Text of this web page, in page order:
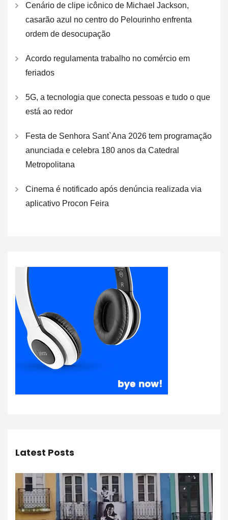
Cenário de clipe icônico de Michael Jackson,
casarão azul no centro do Pelourinho enfrenta
ordem de desocupação
Acordo regulamenta trabalho no comércio em
feriados
5G, a tecnologia que conecta pessoas e tudo o que
está ao redor
Festa de Senhora Sant`Ana 2026 tem programação
anunciada e celebra 180 anos da Catedral
Metropolitana
Cinema é notificado após denúncia realizada via
aplicativo Procon Feira
Latest Posts